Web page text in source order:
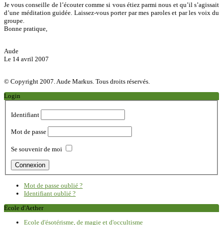
Je vous conseille de l’écouter comme si vous étiez parmi nous et qu’il s’agissait
d’une méditation guidée. Laissez-vous porter par mes paroles et par les voix du
groupe.
Bonne pratique,
Aude
Le 14 avril 2007
© Copyright 2007. Aude Markus. Tous droits réservés.
Login
Identifiant
Mot de passe
Se souvenir de moi
Mot de passe oublié ?
Identifiant oublié ?
Ecole d'Aether
Ecole d'ésotérisme, de magie et d'occultisme